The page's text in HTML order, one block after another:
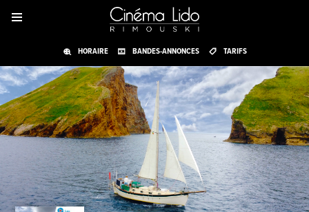
HORAIRE BANDES-ANNONCES TARIFS